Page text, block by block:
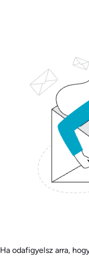
Ha odafigyelsz arra,